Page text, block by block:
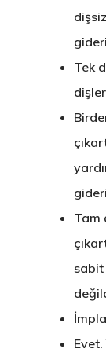
Tek
Tam
sabit